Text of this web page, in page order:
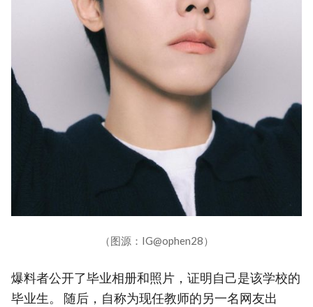
（图源：IG@ophen28）
爆料者公开了毕业相册和照片，证明自己是该学校的
毕业生。 随后，自称为现任教师的另一名网友出